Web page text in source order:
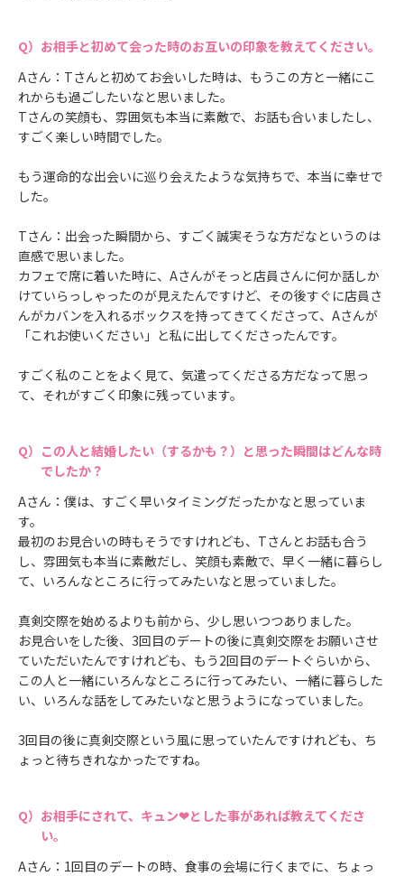
お相手と初めて会った時のお互いの印象を教えてください。
Aさん：Tさんと初めてお会いした時は、もうこの方と一緒にこ
れからも過ごしたいなと思いました。
Tさんの笑顔も、雰囲気も本当に素敵で、お話も合いましたし、
すごく楽しい時間でした。
もう運命的な出会いに巡り会えたような気持ちで、本当に幸せで
した。
Tさん：出会った瞬間から、すごく誠実そうな方だなというのは
直感で思いました。
カフェで席に着いた時に、Aさんがそっと店員さんに何か話しか
けていらっしゃったのが見えたんですけど、その後すぐに店員さ
んがカバンを入れるボックスを持ってきてくださって、Aさんが
「これお使いください」と私に出してくださったんです。
すごく私のことをよく見て、気遣ってくださる方だなって思っ
て、それがすごく印象に残っています。
この人と結婚したい（するかも？）と思った瞬間はどんな時
でしたか？
Aさん：僕は、すごく早いタイミングだったかなと思っていま
す。
最初のお見合いの時もそうですけれども、Tさんとお話も合う
し、雰囲気も本当に素敵だし、笑顔も素敵で、早く一緒に暮らし
て、いろんなところに行ってみたいなと思っていました。
真剣交際を始めるよりも前から、少し思いつつありました。
お見合いをした後、3回目のデートの後に真剣交際をお願いさせ
ていただいたんですけれども、もう2回目のデートぐらいから、
この人と一緒にいろんなところに行ってみたい、一緒に暮らした
い、いろんな話をしてみたいなと思うようになっていました。
3回目の後に真剣交際という風に思っていたんですけれども、ち
ょっと待ちきれなかったですね。
お相手にされて、キュン❤とした事があれば教えてくださ
い。
Aさん：1回目のデートの時、食事の会場に行くまでに、ちょっ